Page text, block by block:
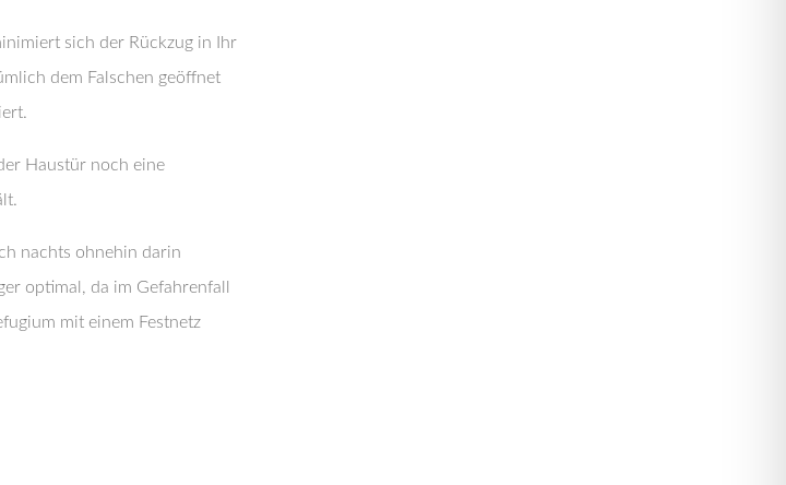
sich der Rückzug in Ihr
dem Falschen geöffnet
Haustür noch eine
nachts ohnehin darin
optimal, da im Gefahrenfall
mit einem Festnetz